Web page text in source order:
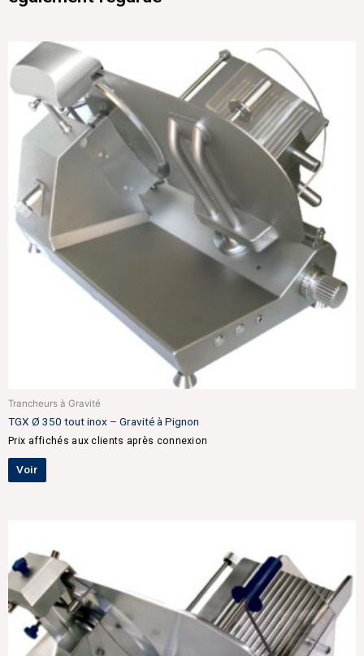
Trancheurs à Gravité
TGX Ø 350 tout inox – Gravité à Pignon
Prix affichés aux clients après connexion
Voir